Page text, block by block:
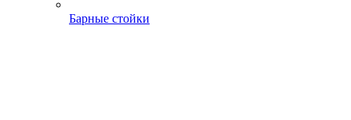
Барные стойки